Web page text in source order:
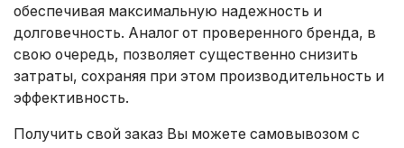
обеспечивая максимальную надежность и
долговечность. Аналог от проверенного бренда, в
свою очередь, позволяет существенно снизить
затраты, сохраняя при этом производительность и
эффективность.
Получить свой заказ Вы можете самовывозом с